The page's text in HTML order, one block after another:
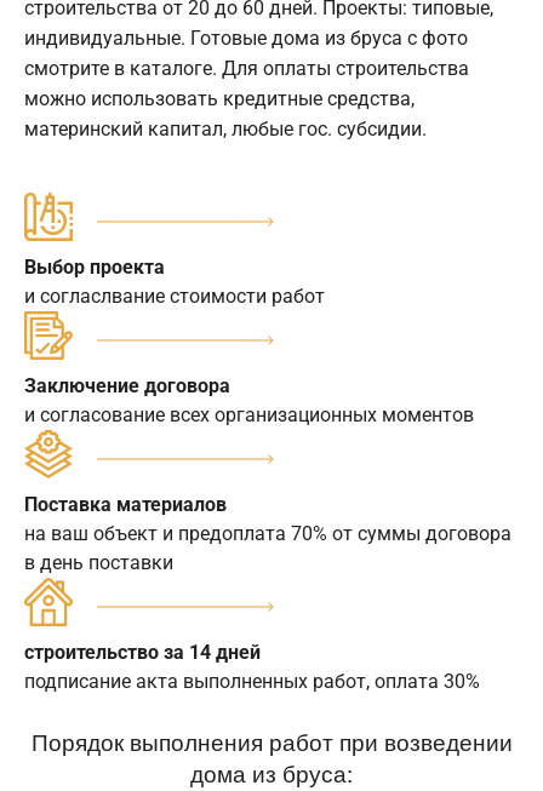
строительства от 20 до 60 дней. Проекты: типовые,
индивидуальные. Готовые дома из бруса с фото
смотрите в каталоге. Для оплаты строительства
можно использовать кредитные средства,
материнский капитал, любые гос. субсидии.
Выбор проекта
и согласлвание стоимости работ
Заключение договора
и согласование всех организационных моментов
Поставка материалов
на ваш объект и предоплата 70% от суммы договора
в день поставки
строительство за 14 дней
подписание акта выполненных работ, оплата 30%
Порядок выполнения работ при возведении
дома из бруса: